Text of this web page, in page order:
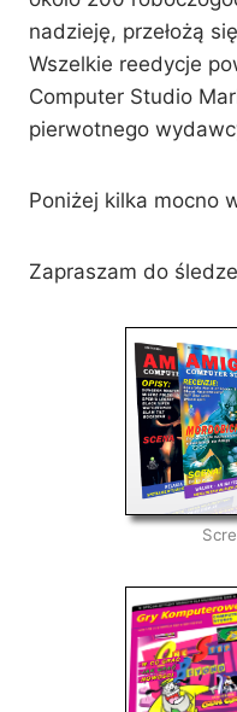
nadzieję, przełożą
Wszelkie reedycje
Computer Studio
pierwotnego
Poniżej kilka mocno
Zapraszam do